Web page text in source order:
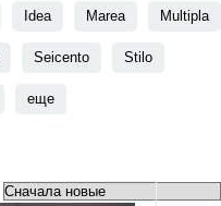
Idea Marea Multipla
Seicento Stilo
еще